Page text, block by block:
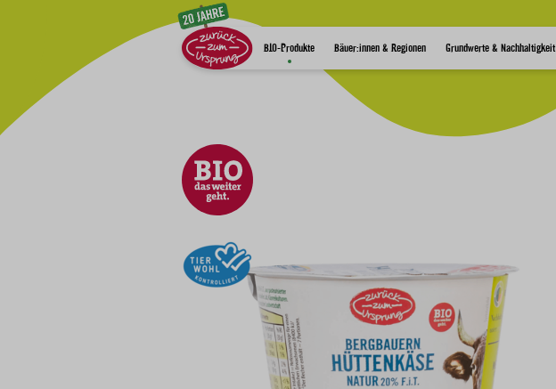
BIO-Produkte Bäuer:innen & Regionen Grundwerte & Nachhaltigkeit